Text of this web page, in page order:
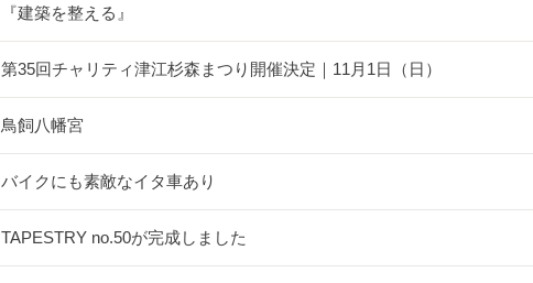
『建築を整える』
第35回チャリティ津江杉森まつり開催決定｜11月1日（日）
鳥飼八幡宮
バイクにも素敵なイタ車あり
TAPESTRY no.50が完成しました